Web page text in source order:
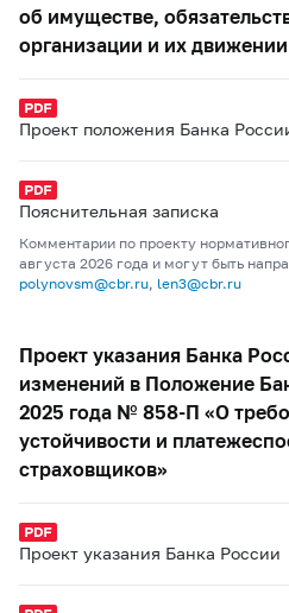
об имуществе,
организации и их
Проект положения Банка
Пояснительная записка
Комментарии по проекту
августа 2026 года и могут быть
polynovsm@cbr.ru, len3@cbr.ru
Проект указания Банка
изменений в Положение
2025 года № 858-П «О
устойчивости и
страховщиков»
Проект указания Банка России